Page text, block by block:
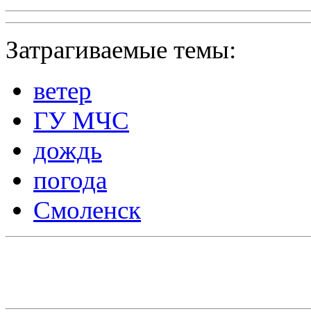
Затрагиваемые темы:
ветер
ГУ МЧС
дождь
погода
Смоленск